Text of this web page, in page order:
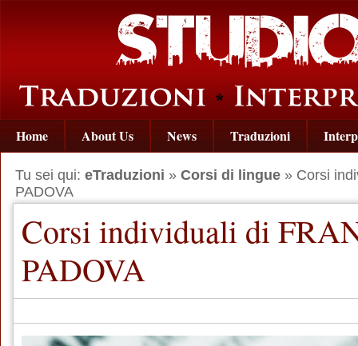
Home About Us News Traduzioni
Tu sei qui: eTraduzioni » Corsi di lingue » Corsi
PADOVA
Corsi individuali di
PADOVA